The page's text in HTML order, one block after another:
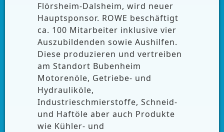
Flörsheim-Dalsheim, wird neuer
Hauptsponsor. ROWE beschäftigt
ca. 100 Mitarbeiter inklusive vier
Auszubildenden sowie Aushilfen.
Diese produzieren und vertreiben
am Standort Bubenheim
Motorenöle, Getriebe- und
Hydrauliköle,
Industrieschmierstoffe, Schneid-
und Haftöle aber auch Produkte
wie Kühler- und